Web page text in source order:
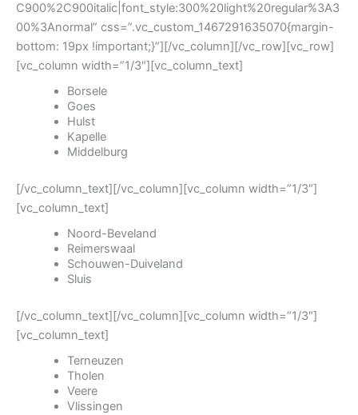
C900%2C900italic|font_style:300%20light%20regular%3A3
00%3Anormal” css=”.vc_custom_1467291635070{margin-
bottom: 19px !important;}”][/vc_column][/vc_row][vc_row]
[vc_column width=”1/3″][vc_column_text]
Borsele
Goes
Hulst
Kapelle
Middelburg
[/vc_column_text][/vc_column][vc_column width=”1/3″]
[vc_column_text]
Noord-Beveland
Reimerswaal
Schouwen-Duiveland
Sluis
[/vc_column_text][/vc_column][vc_column width=”1/3″]
[vc_column_text]
Terneuzen
Tholen
Veere
Vlissingen